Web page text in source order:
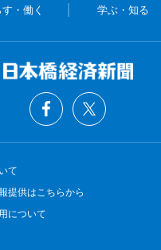
・働く 学ぶ・知る
て
提供はこちらから
について